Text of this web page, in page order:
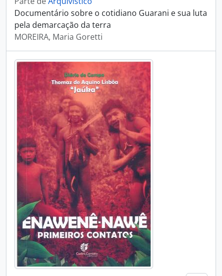
Documentário sobre o cotidiano Guarani e sua luta
pela demarcação da terra
MOREIRA, Maria Goretti